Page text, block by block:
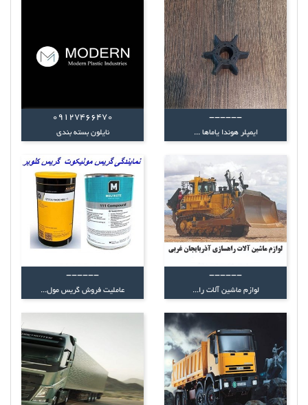
------
ایمپلر هوندا یاماها ...
09127466470
نایلون بسته بندی
------
لوازم ماشین آلات را...
------
عاملیت فروش گریس مول...